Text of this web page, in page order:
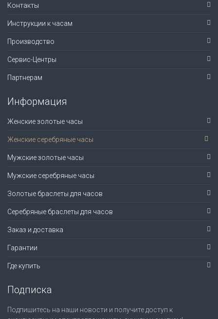
Контакты
Инструкции к часам
Производство
Сервис-Центры
Партнерам
Информация
Женские золотые часы
Женские серебряные часы
Мужские золотые часы
Мужские серебряные часы
Золотые браслеты для часов
Серебряные браслеты для часов
Заказ и доставка
Гарантии
Где купить
Подписка
Подпишитесь на наши новости и получите доступ к